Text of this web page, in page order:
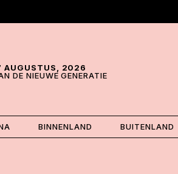
AUGUSTUS, 2026
DE NIEUWE GENERATIE
BINNENLAND BUITENLAND